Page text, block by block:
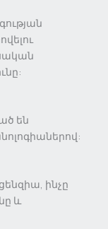
են
ինչը
և